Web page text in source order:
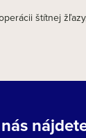
štítnej